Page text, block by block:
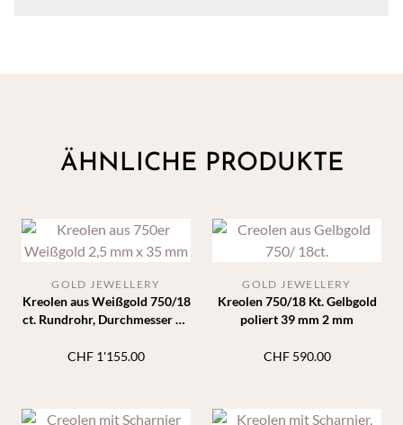
ÄHNLICHE PRODUKTE
Kreolen aus Weißgold 750/18
ct. Rundrohr, Durchmesser 40
GOLD JEWELLERY
CHF 1'155.00
Kreolen 750/18 Kt. Gelbgold
poliert 39 mm 2 mm
GOLD JEWELLERY
CHF590.00